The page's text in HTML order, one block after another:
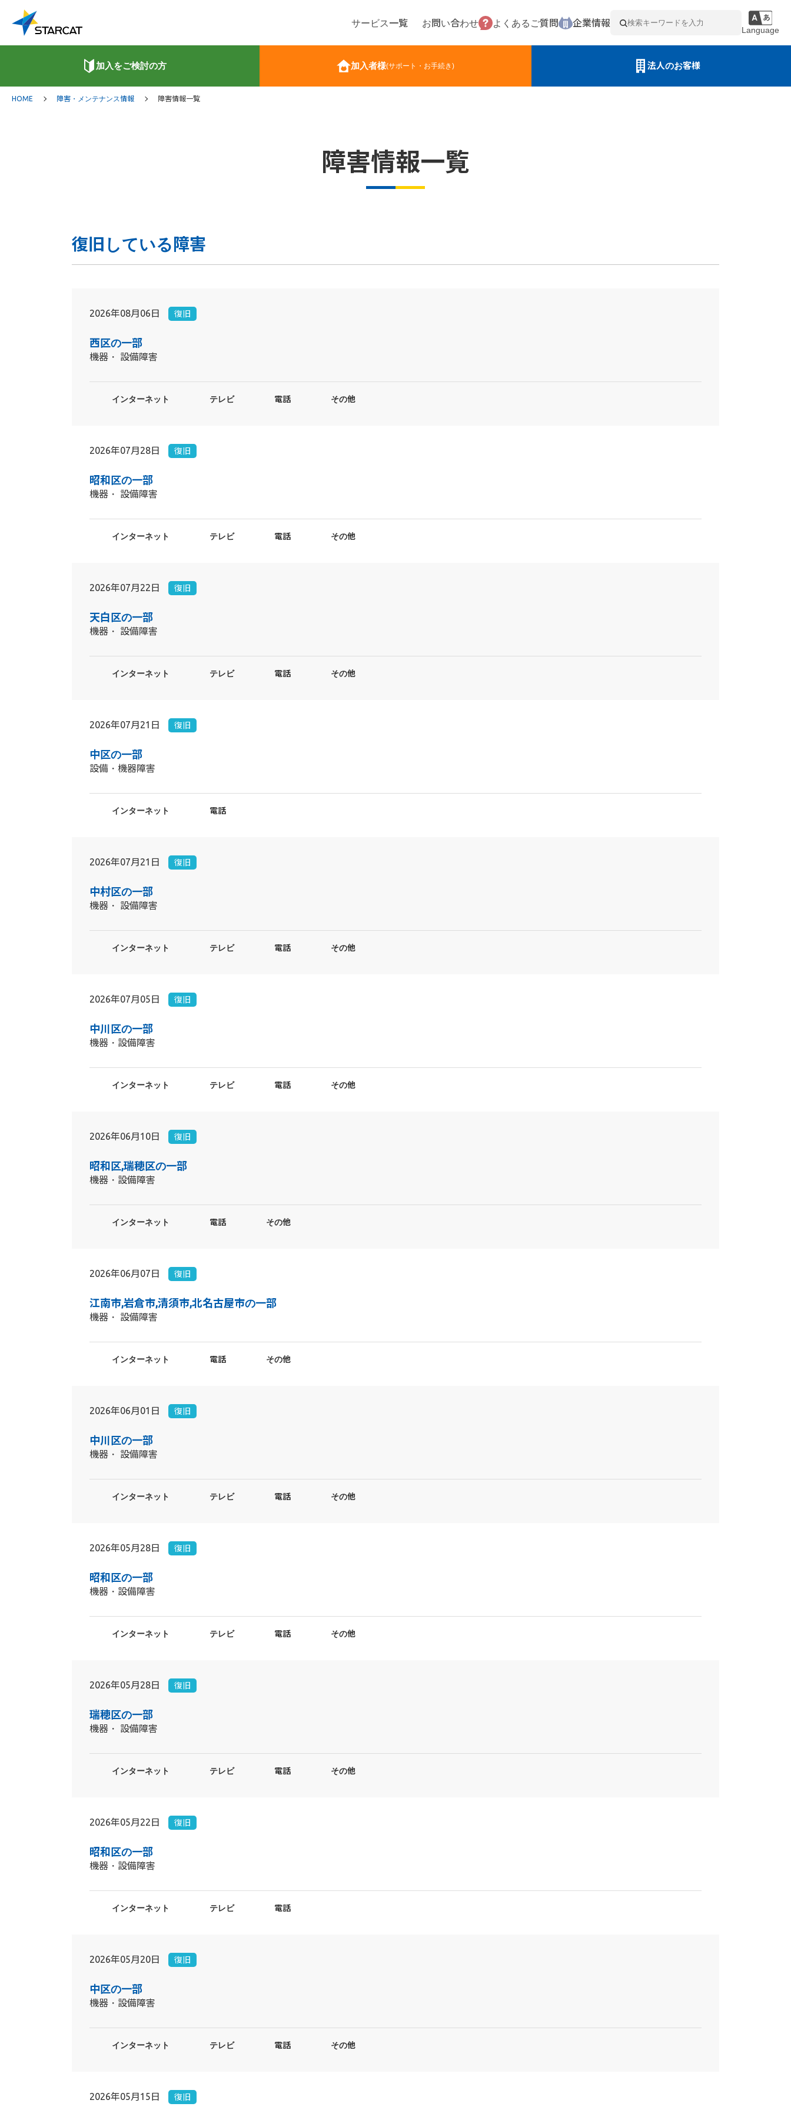
サービス一覧 お問い合わせ よくあるご質問 企業情報
Language
加入をご検討の方 加入者様(サポート・お手続き) 法人のお客様
HOME 障害・メンテナンス情報 障害情報一覧
障害情報一覧
復旧している障害
2026年08月06日 復旧
西区の一部
機器・ 設備障害
インターネット テレビ 電話 その他
2026年07月28日 復旧
昭和区の一部
機器・ 設備障害
インターネット テレビ 電話 その他
2026年07月22日 復旧
天白区の一部
機器・ 設備障害
インターネット テレビ 電話 その他
2026年07月21日 復旧
中区の一部
設備・機器障害
インターネット 電話
2026年07月21日 復旧
中村区の一部
機器・ 設備障害
インターネット テレビ 電話 その他
2026年07月05日 復旧
中川区の一部
機器・設備障害
インターネット テレビ 電話 その他
2026年06月10日 復旧
昭和区,瑞穂区の一部
機器・設備障害
インターネット 電話 その他
2026年06月07日 復旧
江南市,岩倉市,清須市,北名古屋市の一部
機器・ 設備障害
インターネット 電話 その他
2026年06月01日 復旧
中川区の一部
機器・ 設備障害
インターネット テレビ 電話 その他
2026年05月28日 復旧
昭和区の一部
機器・設備障害
インターネット テレビ 電話 その他
2026年05月28日 復旧
瑞穂区の一部
機器・ 設備障害
インターネット テレビ 電話 その他
2026年05月22日 復旧
昭和区の一部
機器・設備障害
インターネット テレビ 電話
2026年05月20日 復旧
中区の一部
機器・設備障害
インターネット テレビ 電話 その他
2026年05月15日 復旧